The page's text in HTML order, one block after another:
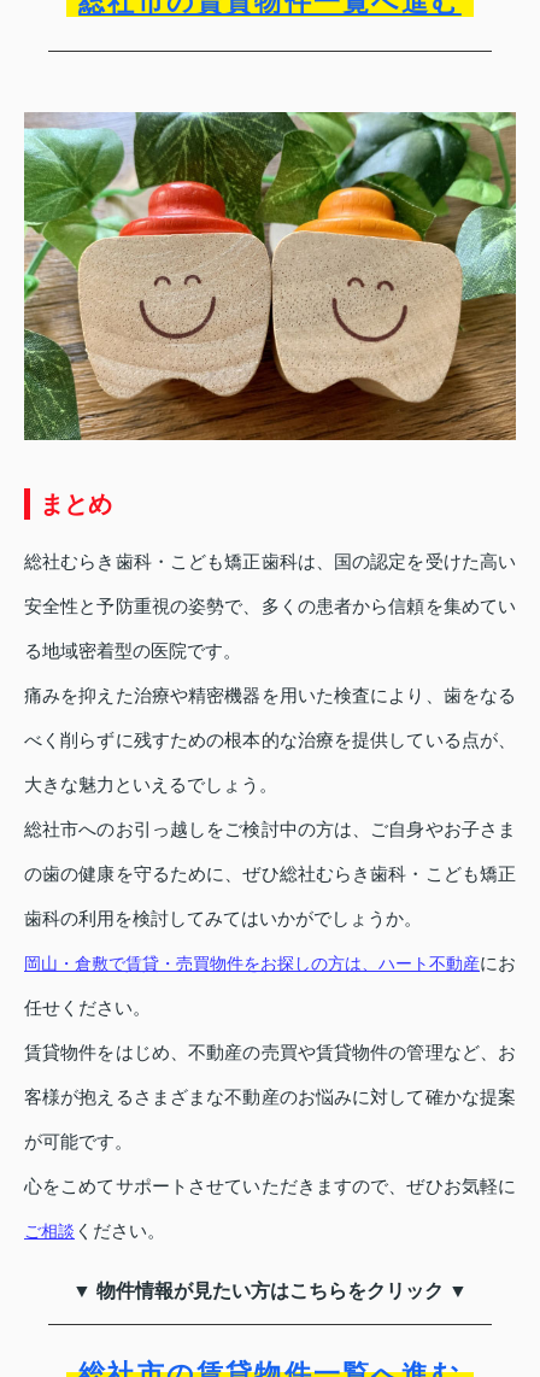
まとめ
総社むらき歯科・こども矯正歯科は、国の認定を受けた高い
安全性と予防重視の姿勢で、多くの患者から信頼を集めてい
る地域密着型の医院です。
痛みを抑えた治療や精密機器を用いた検査により、歯をなる
べく削らずに残すための根本的な治療を提供している点が、
大きな魅力といえるでしょう。
総社市へのお引っ越しをご検討中の方は、ご自身やお子さま
の歯の健康を守るために、ぜひ総社むらき歯科・こども矯正
歯科の利用を検討してみてはいかがでしょうか。
岡山・倉敷で賃貸・売買物件をお探しの方は、ハート不動産にお
任せください。
賃貸物件をはじめ、不動産の売買や賃貸物件の管理など、お
客様が抱えるさまざまな不動産のお悩みに対して確かな提案
が可能です。
心をこめてサポートさせていただきますので、ぜひお気軽に
ご相談 ください。
▼ 物件情報が見たい方はこちらをクリック ▼